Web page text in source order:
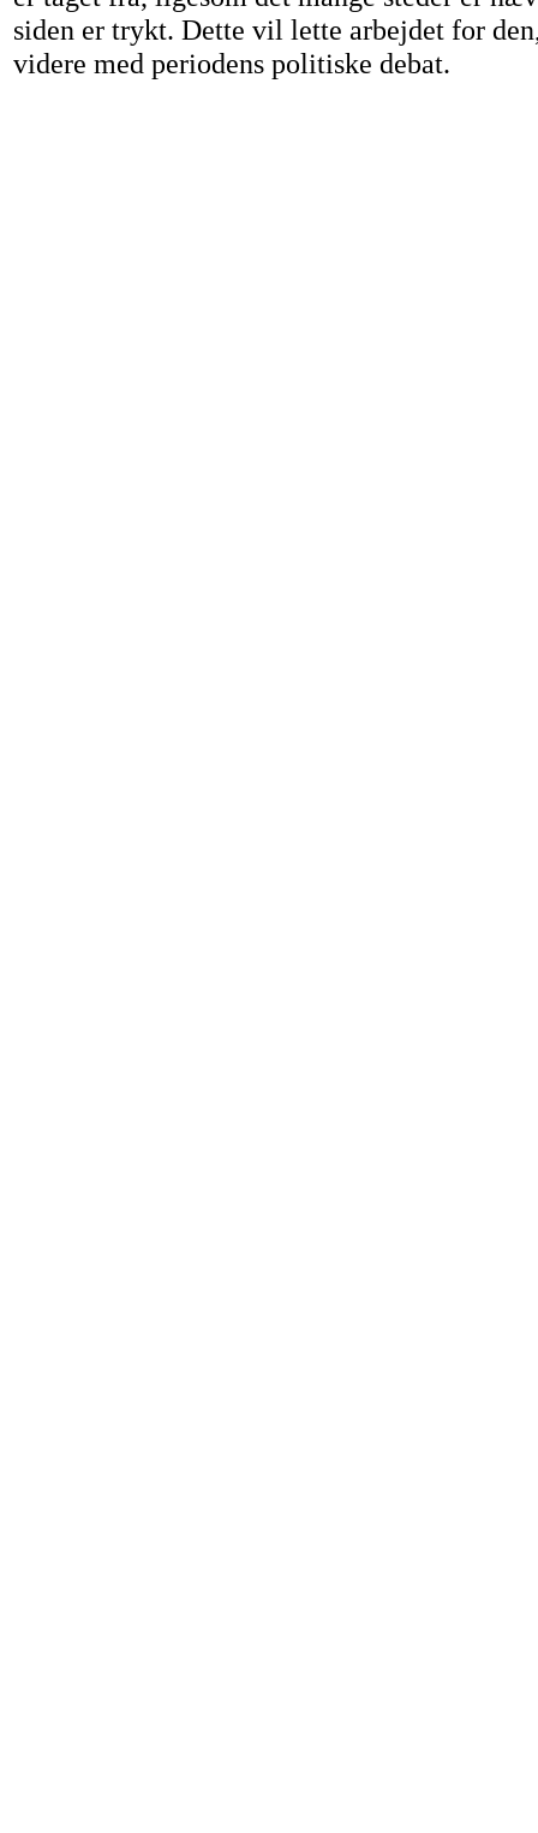
siden er trykt. Dette vil lette arbejdet for
videre med periodens politiske debat.